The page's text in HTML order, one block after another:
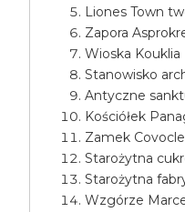
Liones Town
Zapora
Wioska Kouklia
Stanowisko
Antyczne
Kościółek
Zamek
Starożytna
Starożytna
Wzgórze